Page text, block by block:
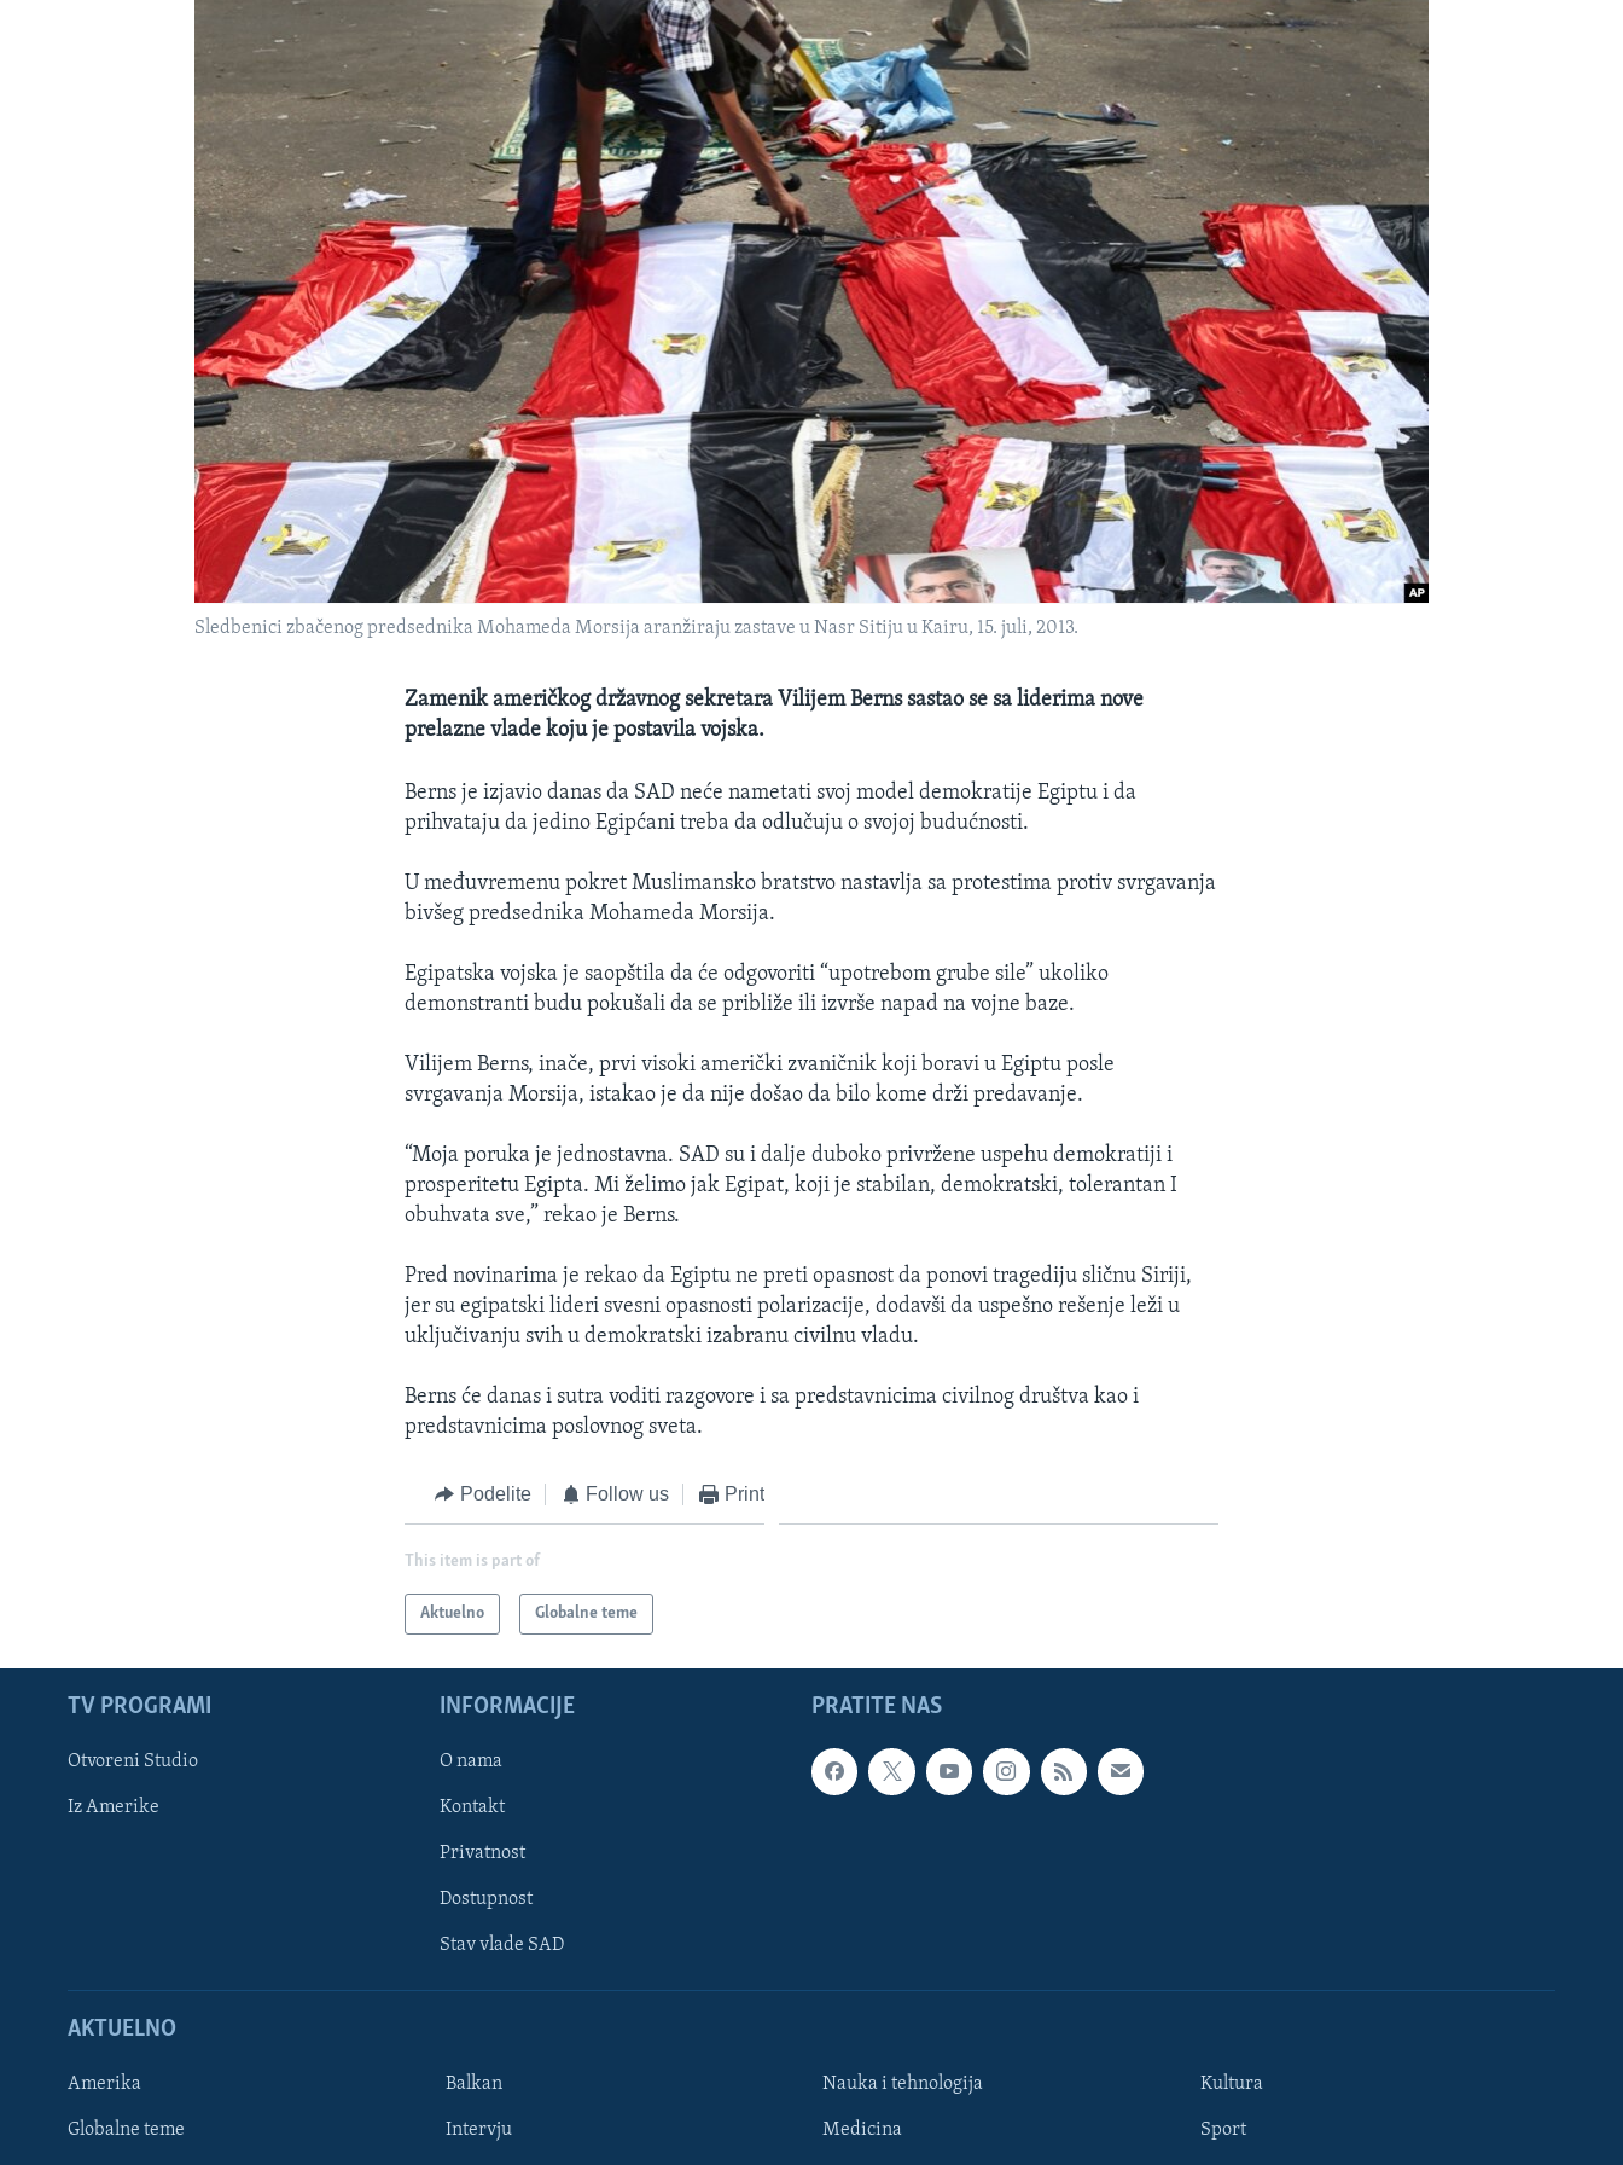
PRATITE NAS
Jezici
Sledbenici zbačenog predsednika Mohameda Morsija aranžiraju zastave u Nasr Sitiju u Kairu, 15. juli, 2013.
Zamenik američkog državnog sekretara Vilijem Berns sastao se sa liderima nove
prelazne vlade koju je postavila vojska.
Berns je izjavio danas da SAD neće nametati svoj model demokratije Egiptu i da
prihvataju da jedino Egipćani treba da odlučuju o svojoj budućnosti.
U međuvremenu pokret Muslimansko bratstvo nastavlja sa protestima protiv svrgavanja
bivšeg predsednika Mohameda Morsija.
Egipatska vojska je saopštila da će odgovoriti “upotrebom grube sile” ukoliko
demonstranti budu pokušali da se približe ili izvrše napad na vojne baze.
Vilijem Berns, inače, prvi visoki američki zvaničnik koji boravi u Egiptu posle
svrgavanja Morsija, istakao je da nije došao da bilo kome drži predavanje.
“Moja poruka je jednostavna. SAD su i dalje duboko privržene uspehu demokratiji i
prosperitetu Egipta. Mi želimo jak Egipat, koji je stabilan, demokratski, tolerantan I
obuhvata sve,” rekao je Berns.
Pred novinarima je rekao da Egiptu ne preti opasnost da ponovi tragediju sličnu Siriji,
jer su egipatski lideri svesni opasnosti polarizacije, dodavši da uspešno rešenje leži u
uključivanju svih u demokratski izabranu civilnu vladu.
Berns će danas i sutra voditi razgovore i sa predstavnicima civilnog društva kao i
predstavnicima poslovnog sveta.
Podelite Follow us Print
This item is part of
Aktuelno Globalne teme
PRATITE NAS
TV PROGRAMI
Otvoreni Studio
Iz Amerike
INFORMACIJE
O nama
Kontakt
Privatnost
Dostupnost
Stav vlade SAD
AKTUELNO
Amerika
Globalne teme
Balkan
Intervju
Nauka i tehnologija
Medicina
Kultura
Sport